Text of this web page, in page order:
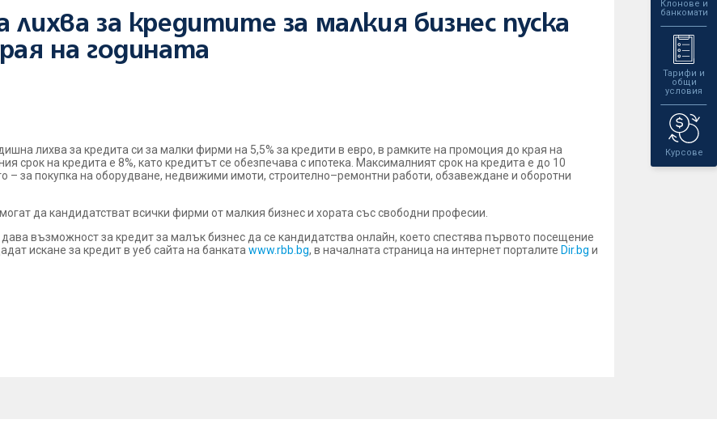
Клонове и
банкомати
Тарифи и
общи
условия
Курсове
лихва за кредитите за малкия бизнес пуска
на годината
лихва за кредита си за малки фирми на 5,5% за кредити в евро, в рамките на промоция до края на
срок на кредита е 8%, като кредитът се обезпечава с ипотека. Максималният срок на кредита е до 10
– за покупка на оборудване, недвижими имоти, строително–ремонтни работи, обзавеждане и оборотни
да кандидатстват всички фирми от малкия бизнес и хората със свободни професии.
възможност за кредит за малък бизнес да се кандидатства онлайн, кoeто спестява първото посещение
искане за кредит в уеб сайта на банката www.rbb.bg, в началната страница на интернет порталите Dir.bg и